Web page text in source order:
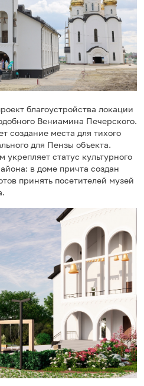
благоустройства локации
Вениамина Печерского.
создание места для тихого
для Пензы объекта.
статус культурного
в доме причта создан
принять посетителей музей